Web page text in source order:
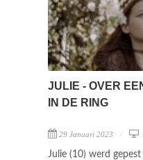
JULIE - OVER
IN DE RING
29 Januari 2023
Julie (10) werd